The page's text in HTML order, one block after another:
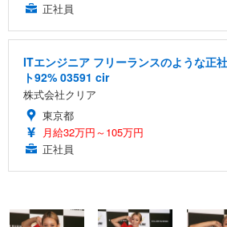
正社員
ITエンジニア フリーランスのような正
ト92% 03591 cir
株式会社クリア
東京都
月給32万円～105万円
正社員